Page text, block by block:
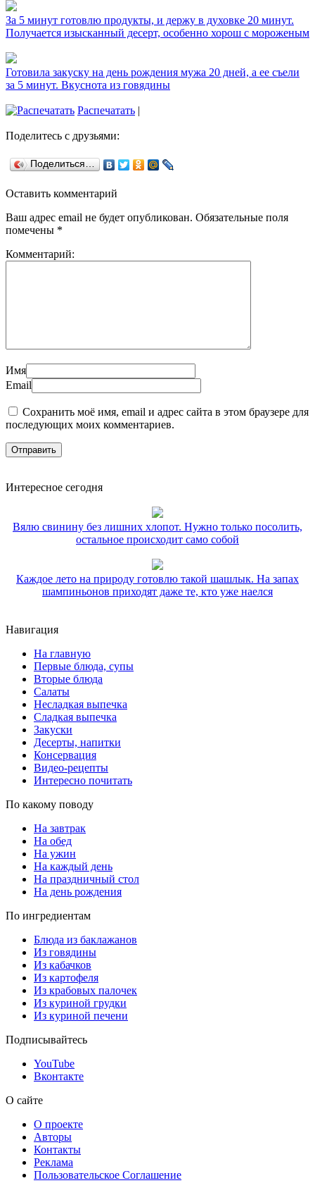
За 5 минут готовлю продукты, и держу в духовке 20 минут.
Получается изысканный десерт, особенно хорош с мороженым
Готовила закуску на день рождения мужа 20 дней, а ее съели
за 5 минут. Вкуснота из говядины
Распечатать |
Поделитесь с друзьями:
Поделиться…
Оставить комментарий
Ваш адрес email не будет опубликован. Обязательные поля
помечены *
Комментарий:
Имя
Email
Сохранить моё имя, email и адрес сайта в этом браузере для
последующих моих комментариев.
Интересное сегодня
Вялю свинину без лишних хлопот. Нужно только посолить,
остальное происходит само собой
Каждое лето на природу готовлю такой шашлык. На запах
шампиньонов приходят даже те, кто уже наелся
Навигация
На главную
Первые блюда, супы
Вторые блюда
Салаты
Несладкая выпечка
Сладкая выпечка
Закуски
Десерты, напитки
Консервация
Видео-рецепты
Интересно почитать
По какому поводу
На завтрак
На обед
На ужин
На каждый день
На праздничный стол
На день рождения
По ингредиентам
Блюда из баклажанов
Из говядины
Из кабачков
Из картофеля
Из крабовых палочек
Из куриной грудки
Из куриной печени
Подписывайтесь
YouTube
Вконтакте
О сайте
О проекте
Авторы
Контакты
Реклама
Пользовательское Соглашение